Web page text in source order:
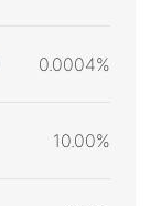
0.0004%
10.00%